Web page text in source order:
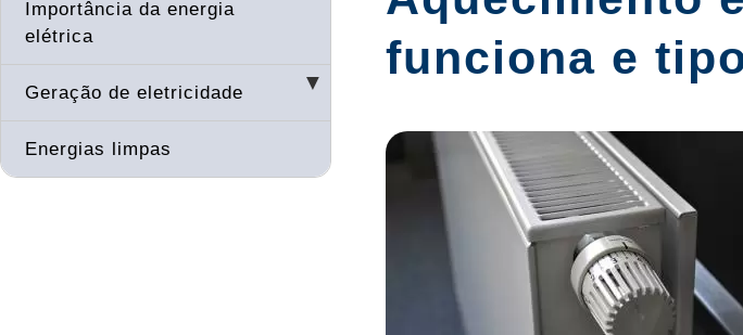
Importância da energia
elétrica
Geração de eletricidade
Energias limpas
funciona e